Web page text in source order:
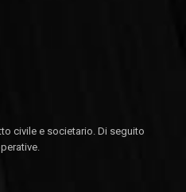
civile e societario. Di seguito